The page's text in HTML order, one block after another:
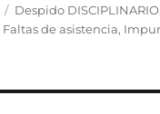
Categorías
Despido DISCIPLINARIO
Faltas de asistencia,